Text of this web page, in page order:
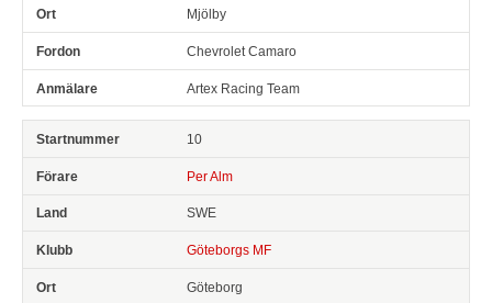
Mjölby
Chevrolet Camaro
Artex Racing Team
10
Per Alm
SWE
Göteborgs MF
Göteborg